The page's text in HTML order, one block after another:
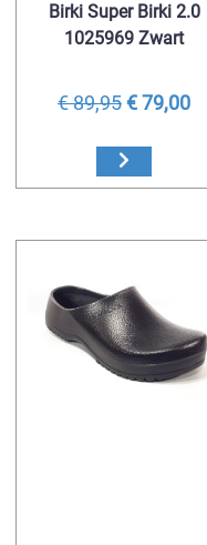
Birki Super Birki 2.0
1025969 Zwart
€ 89,95€ 79,00